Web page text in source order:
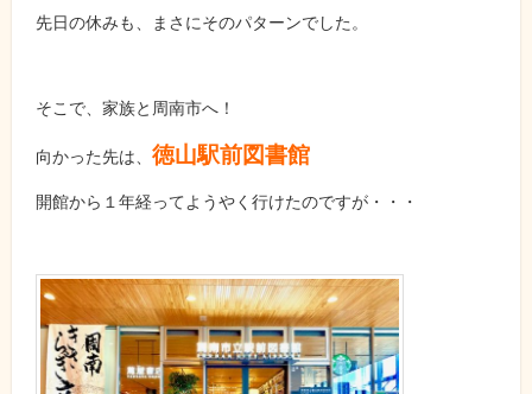
先日の休みも、まさにそのパターンでした。
そこで、家族と周南市へ！
向かった先は、 徳山駅前図書館
開館から１年経ってようやく行けたのですが・・・